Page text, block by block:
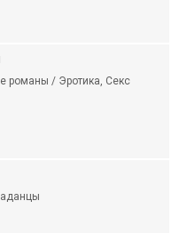
романы / Эротика, Секс